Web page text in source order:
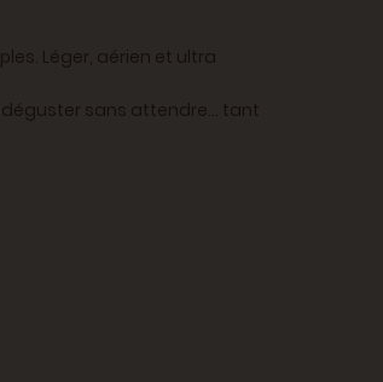
Léger, aérien et ultra
sans attendre… tant